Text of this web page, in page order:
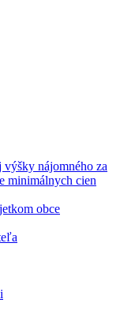
výšky nájomného za
minimálnych cien
obce